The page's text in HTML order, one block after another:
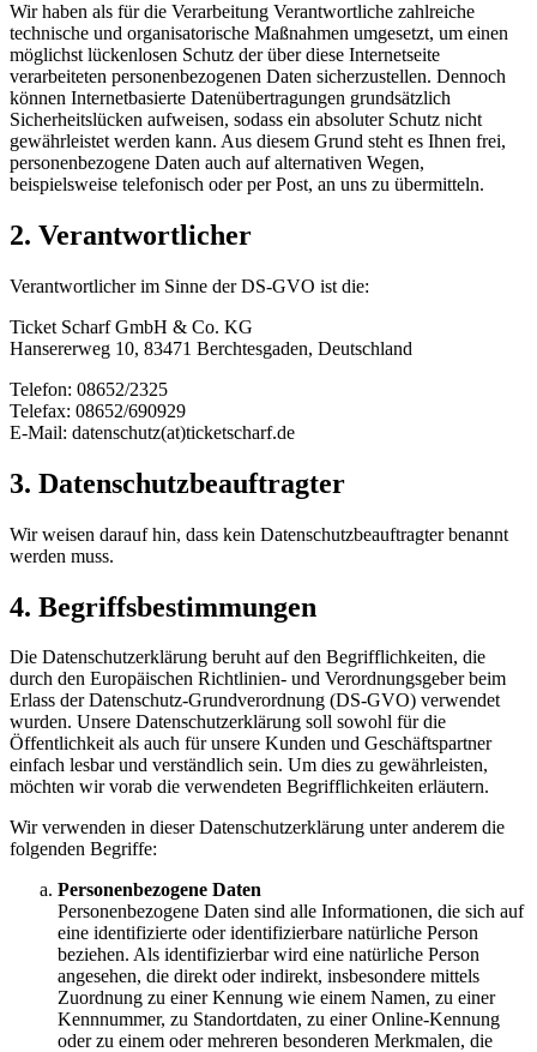
Wir haben als für die Verarbeitung Verantwortliche zahlreiche
technische und organisatorische Maßnahmen umgesetzt, um einen
möglichst lückenlosen Schutz der über diese Internetseite
verarbeiteten personenbezogenen Daten sicherzustellen. Dennoch
können Internetbasierte Datenübertragungen grundsätzlich
Sicherheitslücken aufweisen, sodass ein absoluter Schutz nicht
gewährleistet werden kann. Aus diesem Grund steht es Ihnen frei,
personenbezogene Daten auch auf alternativen Wegen,
beispielsweise telefonisch oder per Post, an uns zu übermitteln.
2. Verantwortlicher
Verantwortlicher im Sinne der DS-GVO ist die:
Ticket Scharf GmbH & Co. KG
Hansererweg 10, 83471 Berchtesgaden, Deutschland
Telefon: 08652/2325
Telefax: 08652/690929
E-Mail: datenschutz(at)ticketscharf.de
3. Datenschutzbeauftragter
Wir weisen darauf hin, dass kein Datenschutzbeauftragter benannt
werden muss.
4. Begriffsbestimmungen
Die Datenschutzerklärung beruht auf den Begrifflichkeiten, die
durch den Europäischen Richtlinien- und Verordnungsgeber beim
Erlass der Datenschutz-Grundverordnung (DS-GVO) verwendet
wurden. Unsere Datenschutzerklärung soll sowohl für die
Öffentlichkeit als auch für unsere Kunden und Geschäftspartner
einfach lesbar und verständlich sein. Um dies zu gewährleisten,
möchten wir vorab die verwendeten Begrifflichkeiten erläutern.
Wir verwenden in dieser Datenschutzerklärung unter anderem die
folgenden Begriffe:
Personenbezogene Daten
Personenbezogene Daten sind alle Informationen, die sich auf
eine identifizierte oder identifizierbare natürliche Person
beziehen. Als identifizierbar wird eine natürliche Person
angesehen, die direkt oder indirekt, insbesondere mittels
Zuordnung zu einer Kennung wie einem Namen, zu einer
Kennnummer, zu Standortdaten, zu einer Online-Kennung
oder zu einem oder mehreren besonderen Merkmalen, die